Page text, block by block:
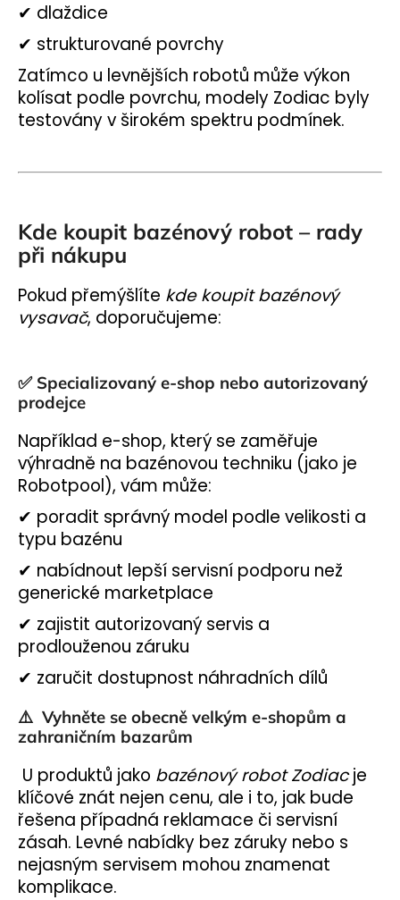
✔ dlaždice
✔ strukturované povrchy
Zatímco u levnějších robotů může výkon
kolísat podle povrchu, modely Zodiac byly
testovány v širokém spektru podmínek.
Kde koupit bazénový robot – rady
při nákupu
Pokud přemýšlíte kde koupit bazénový
vysavač, doporučujeme:
✅ Specializovaný e-shop nebo autorizovaný
prodejce
Například e-shop, který se zaměřuje
výhradně na bazénovou techniku (jako je
Robotpool), vám může:
✔ poradit správný model podle velikosti a
typu bazénu
✔ nabídnout lepší servisní podporu než
generické marketplace
✔ zajistit autorizovaný servis a
prodlouženou záruku
✔ zaručit dostupnost náhradních dílů
⚠️ Vyhněte se obecně velkým e-shopům a
zahraničním bazarům
U produktů jako bazénový robot Zodiacje
klíčové znát nejen cenu, ale i to, jak bude
řešena případná reklamace či servisní
zásah. Levné nabídky bez záruky nebo s
nejasným servisem mohou znamenat
komplikace.